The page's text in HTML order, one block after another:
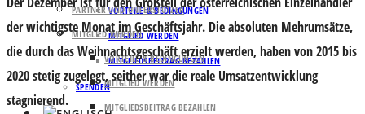
VORTEILE & BEDINGUNGEN
MITGLIED WERDEN
MITGLIEDSBEITRAG BEZAHLEN
SPENDEN
PARTNER UND UNTERSTÜTZER
MITGLIED WERDEN
VORTEILE & BEDINGUNGEN
MITGLIED WERDEN
MITGLIEDSBEITRAG BEZAHLEN
der wichtigste Monat im Geschäftsjahr. Die absoluten Mehrumsätze,
die durch dasWeihnachtsgeschäfterzielt werden, haben von 2015 bis
2020 stetig zugelegt, seither war die reale Umsatzentwicklung
stagnierend.